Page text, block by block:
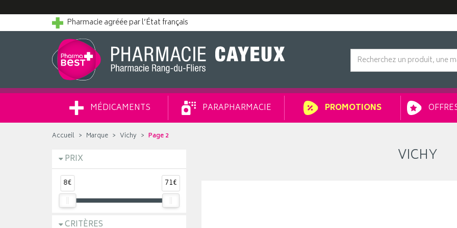
Pharmacie agréée par l’État français
MÉDICAMENTS PARAPHARMACIE PROMOTIONS
Accueil Marque Vichy Page 2
PRIX
8€ 71€
CRITÈRES
VICHY